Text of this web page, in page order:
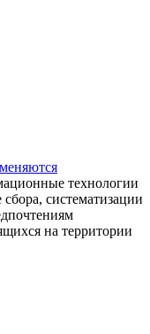
технологии
систематизации
на территории